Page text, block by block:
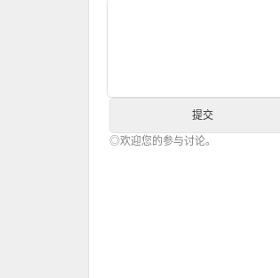
◎欢迎您的参与讨论。